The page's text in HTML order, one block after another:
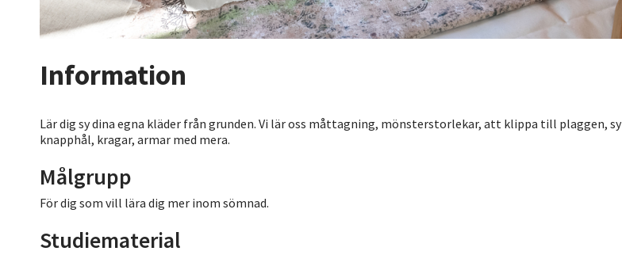
Information
Lär dig sy dina egna kläder från grunden. Vi lär oss måttagning, mönsterstorlekar, att klippa till plaggen, sy
knapphål, kragar, armar med mera.
Målgrupp
För dig som vill lära dig mer inom sömnad.
Studiematerial